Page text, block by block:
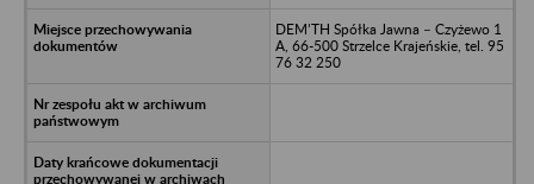
DEM’TH Spółka Jawna – Czyżewo 1
A, 66-500 Strzelce Krajeńskie, tel. 95
76 32 250